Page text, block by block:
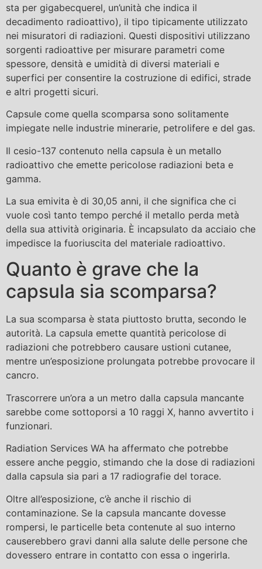
sta per gigabecquerel, un’unità che indica il
decadimento radioattivo), il tipo tipicamente utilizzato
nei misuratori di radiazioni. Questi dispositivi utilizzano
sorgenti radioattive per misurare parametri come
spessore, densità e umidità di diversi materiali e
superfici per consentire la costruzione di edifici, strade
e altri progetti sicuri.
Capsule come quella scomparsa sono solitamente
impiegate nelle industrie minerarie, petrolifere e del gas.
Il cesio-137 contenuto nella capsula è un metallo
radioattivo che emette pericolose radiazioni beta e
gamma.
La sua emivita è di 30,05 anni, il che significa che ci
vuole così tanto tempo perché il metallo perda metà
della sua attività originaria. È incapsulato da acciaio che
impedisce la fuoriuscita del materiale radioattivo.
Quanto è grave che la
capsula sia scomparsa?
La sua scomparsa è stata piuttosto brutta, secondo le
autorità. La capsula emette quantità pericolose di
radiazioni che potrebbero causare ustioni cutanee,
mentre un’esposizione prolungata potrebbe provocare il
cancro.
Trascorrere un’ora a un metro dalla capsula mancante
sarebbe come sottoporsi a 10 raggi X, hanno avvertito i
funzionari.
Radiation Services WA ha affermato che potrebbe
essere anche peggio, stimando che la dose di radiazioni
dalla capsula sia pari a 17 radiografie del torace.
Oltre all’esposizione, c’è anche il rischio di
contaminazione. Se la capsula mancante dovesse
rompersi, le particelle beta contenute al suo interno
causerebbero gravi danni alla salute delle persone che
dovessero entrare in contatto con essa o ingerirla.